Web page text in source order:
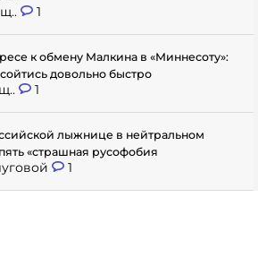
1
к обмену Малкина в «Миннесоту»:
довольно быстро
1
лыжнице в нейтральном
«страшная русофобия
1